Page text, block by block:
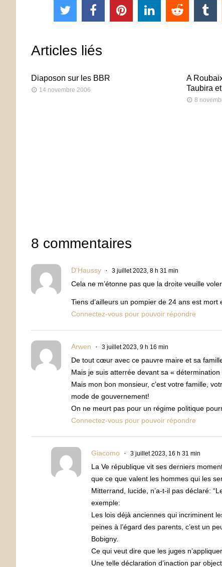
Articles liés
Diaposon sur les BBR
14 novembre 2006
A
Taubira
8
8 commentaires
D'Haussy 3 juillet 2023, 8 h 31 min
Cela ne m’étonne pas que la droite veuille
Tiens d’ailleurs un pompier de 24 ans est
Connectez-vous pour pouvoir répondre
Arwen 3 juillet 2023, 9 h 16 min
De tout cœur avec ce pauvre maire et sa
Mais je suis atterrée devant sa «
Mais mon bon monsieur, c’est votre famille,
mode de gouvernement!
On ne meurt pas pour un régime politique
Connectez-vous pour pouvoir répondre
Giacomo 3 juillet 2023, 16 h 31 min
La Ve république vit ses derniers
que ce que valent les hommes qui les
Mitterrand, lucide, n’a-t-il pas déclaré:
exemple:
Les lois déjà anciennes qui incriminent
peines à l’égard des parents, c’est un
Bobigny.
Ce qui veut dire que les juges
Une telle déclaration d’inaction par